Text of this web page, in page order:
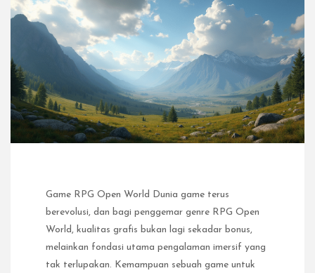
Game RPG Open World Dunia game terus
berevolusi, dan bagi penggemar genre RPG Open
World, kualitas grafis bukan lagi sekadar bonus,
melainkan fondasi utama pengalaman imersif yang
tak terlupakan. Kemampuan sebuah game untuk